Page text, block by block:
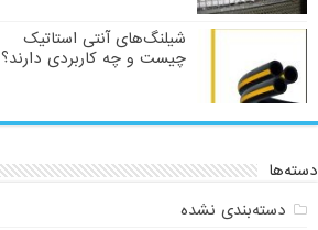
شیلنگ‌های آنتی استاتیک
چیست و چه کاربردی دارند؟
دسته‌ها
دسته‌بندی نشده